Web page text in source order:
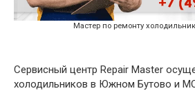
Мастер по ремонту
Сервисный центр Repair Master
холодильников в Южном Бутово и